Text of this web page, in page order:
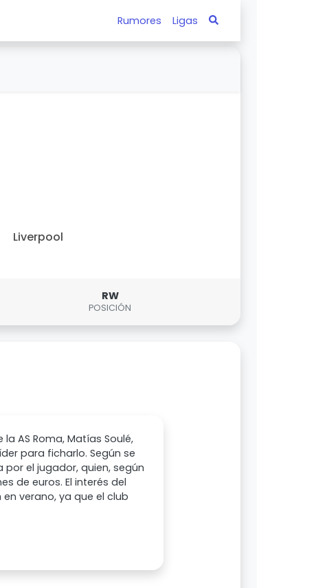
Rumores Ligas
Liverpool
RW
POSICIÓN
AS Roma, Matías Soulé,
para ficharlo. Según se
el jugador, quien, según
de euros. El interés del
verano, ya que el club